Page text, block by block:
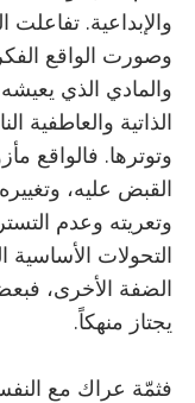
والإبداعية.
وصورت الواقع
والمادي الذي
الذاتية والعاطفية
وتوترها. فالواقع
القبض عليه،
وتعريته وعدم
التحولات
الضفة الأخرى،
يجتاز منهكاً.
فثمّة عراك مع